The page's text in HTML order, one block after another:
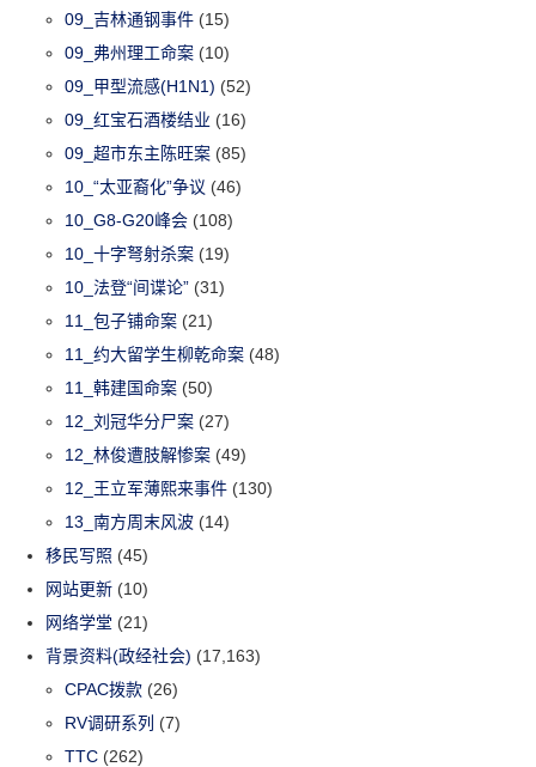
09_吉林通钢事件 (15)
09_弗州理工命案 (10)
09_甲型流感(H1N1) (52)
09_红宝石酒楼结业 (16)
09_超市东主陈旺案 (85)
10_“太亚裔化”争议 (46)
10_G8-G20峰会 (108)
10_十字弩射杀案 (19)
10_法登“间谍论” (31)
11_包子铺命案 (21)
11_约大留学生柳乾命案 (48)
11_韩建国命案 (50)
12_刘冠华分尸案 (27)
12_林俊遭肢解惨案 (49)
12_王立军薄熙来事件 (130)
13_南方周末风波 (14)
移民写照 (45)
网站更新 (10)
网络学堂 (21)
背景资料(政经社会) (17,163)
CPAC拨款 (26)
RV调研系列 (7)
TTC (262)